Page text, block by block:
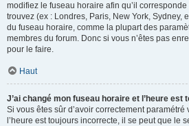
modifiez le fuseau horaire afin qu’il
trouvez (ex : Londres, Paris, New York, Sydney,
du fuseau horaire, comme la plupart des
membres du forum. Donc si vous n’êtes pas
pour le faire.
Haut
J’ai changé mon fuseau horaire et l’heure est
Si vous êtes sûr d’avoir correctement
l’heure est toujours incorrecte, il se peut que le